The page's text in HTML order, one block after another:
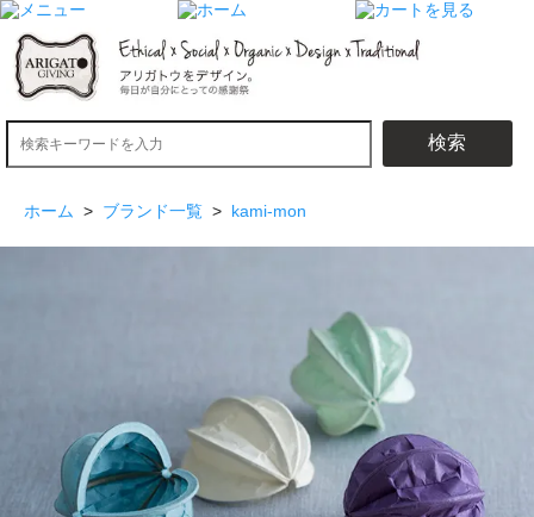
検索
ホーム > ブランド一覧 > kami-mon